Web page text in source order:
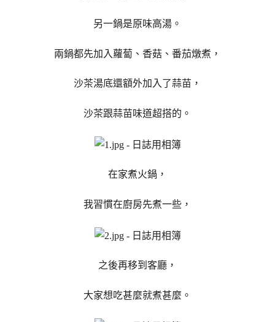
另一鍋是原味高湯。
兩鍋都先加入蘿蔔、香菇、番茄燉煮，
沙茶湯底還額外加入了蒜苗，
沙茶跟蒜苗味道超搭的。
在家煮火鍋，
我習慣在廚房先煮一些，
之後再移到客廳，
大家想吃甚麼就煮甚麼。